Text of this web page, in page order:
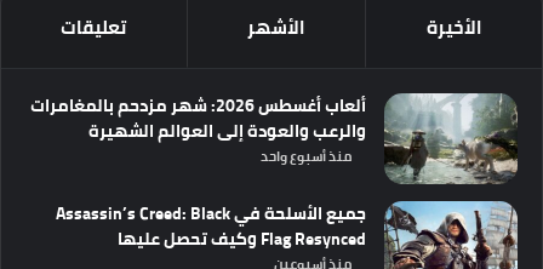
الأخيرة الأشهر تعليقات
ألعاب أغسطس 2026: شهر مزدحم بالمغامرات
والرعب والعودة إلى العوالم الشهيرة
منذ أسبوع واحد
جميع الأسلحة في Assassin’s Creed: Black
Flag Resynced وكيف تحصل عليها